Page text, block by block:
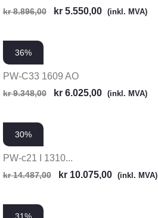
kr8.896,00 kr5.550,00 (inkl. MVA)
36%
PW-C33 1609 AO
kr9.348,00 kr6.025,00 (inkl. MVA)
30%
PW-c21 I 1310...
kr14.487,00 kr10.075,00 (inkl. MVA)